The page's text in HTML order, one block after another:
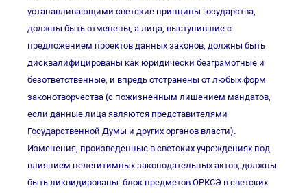
устанавливающими светские принципы государства,
должны быть отменены, а лица, выступившие с
предложением проектов данных законов, должны быть
дисквалифицированы как юридически безграмотные и
безответственные, и впредь отстранены от любых форм
законотворчества (с пожизненным лишением мандатов,
если данные лица являются представителями
Государственной Думы и других органов власти).
Изменения, произведенные в светских учреждениях под
влиянием нелегитимных законодательных актов, должны
быть ликвидированы: блок предметов ОРКСЭ в светских